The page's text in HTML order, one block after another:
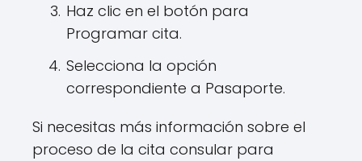
Haz clic en el botón para
Programar cita.
Selecciona la opción
correspondiente a Pasaporte.
Si necesitas más información sobre el
proceso de la cita consular para